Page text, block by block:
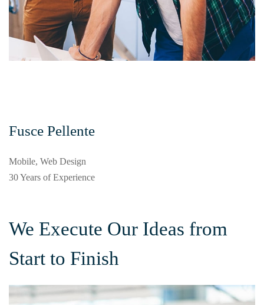
Fusce Pellente
Mobile, Web Design
30 Years of Experience
We Execute Our Ideas from
Start to Finish